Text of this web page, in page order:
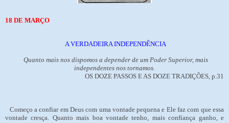
18 DE MARÇO
A VERDADEIRA INDEPENDÊNCIA
Quanto mais nos dispomos a depender de um Poder Superior, mais
independentes nos tornamos.
OS DOZE PASSOS E AS DOZE TRADIÇÕES, p.31
Começo a confiar em Deus com uma vontade pequena e Ele faz com que essa
vontade cresça. Quanto mais boa vontade tenho, mais confiança ganho, e